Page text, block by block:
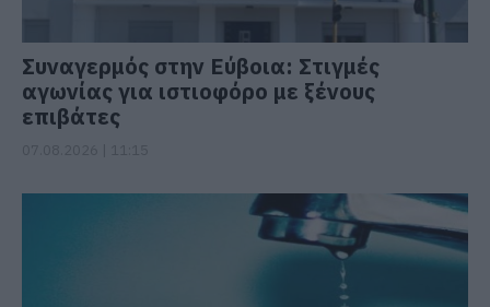
Συναγερμός στην Εύβοια: Στιγμές
αγωνίας για ιστιοφόρο με ξένους
επιβάτες